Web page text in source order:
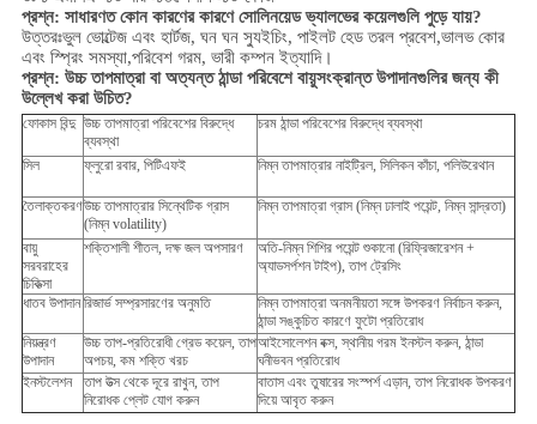
প্রশ্ন: সাধারণত কোন কারণের কারণে সোলিনয়েড ভ্যালভের কয়েলগুলি পুড়ে যায়?
উত্তরঃভুল ভোল্টেজ এবং হার্টজ, ঘন ঘন স্যুইচিং, পাইলট হেড তরল প্রবেশ,ভালভ কোর
এবং স্প্রিং সমস্যা,পরিবেশ গরম, ভারী কম্পন ইত্যাদি।
প্রশ্ন: উচ্চ তাপমাত্রা বা অত্যন্ত ঠান্ডা পরিবেশে বায়ুসংক্রান্ত উপাদানগুলির জন্য কী
উল্লেখ করা উচিত?
ফোকাস বিন্দু উচ্চ তাপমাত্রা পরিবেশের বিরুদ্ধে
ব্যবস্থা
চরম ঠান্ডা পরিবেশের বিরুদ্ধে ব্যবস্থা
সিল ফ্লুরো রবার, পিটিএফই নিম্ন তাপমাত্রার নাইট্রিল, সিলিকন কাঁচা, পলিউরেথান
তৈলাক্তকরণউচ্চ তাপমাত্রার সিন্থেটিক গ্রাস
(নিম্ন volatility)
নিম্ন তাপমাত্রা গ্রাস (নিম্ন ঢালাই পয়েন্ট, নিম্ন সান্দ্রতা)
বায়ু
সরবরাহের
চিকিত্সা
শক্তিশালী শীতল, দক্ষ জল অপসারণ
অতি-নিম্ন শিশির পয়েন্ট শুকানো (রিফ্রিজারেশন +
অ্যাডসর্পশন টাইপ), তাপ ট্রেসিং
ধাতব উপাদান রিজার্ভ সম্প্রসারণের অনুমতি
নিম্ন তাপমাত্রা অনমনীয়তা সঙ্গে উপকরণ নির্বাচন করুন,
ঠান্ডা সঙ্কুচিত কারণে ফুটো প্রতিরোধ
নিয়ন্ত্রণ
উপাদান
উচ্চ তাপ-প্রতিরোধী গ্রেড কয়েল, তাপ
অপচয়, কম শক্তি খরচ
আইসোলেশন বক্স, স্থানীয় গরম ইনস্টল করুন, ঠান্ডা
ঘনীভবন প্রতিরোধ
ইনস্টলেশন
তাপ উত্স থেকে দূরে রাখুন, তাপ
নিরোধক প্লেট যোগ করুন
বাতাস এবং তুষারের সংস্পর্শ এড়ান, তাপ নিরোধক উপকরণ
দিয়ে আবৃত করুন